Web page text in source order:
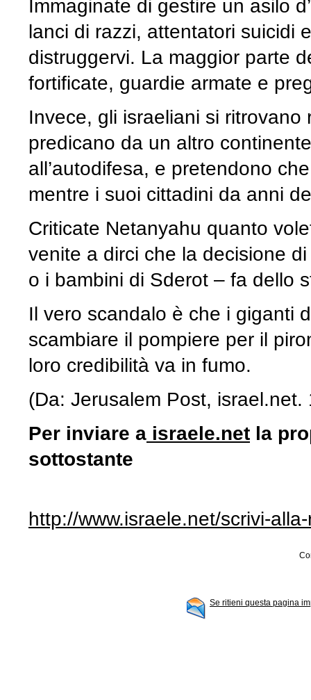
Immaginate di gestire un asilo
lanci di razzi, attentatori suicidi
distruggervi. La maggior parte
fortificate, guardie armate e
Invece, gli israeliani si
predicano da un altro
all’autodifesa, e pretendono
mentre i suoi cittadini da anni
Criticate Netanyahu quanto
venite a dirci che la decisione
o i bambini di Sderot – fa dello
Il vero scandalo è che i giganti
scambiare il pompiere per il
loro credibilità va in fumo.
(Da: Jerusalem Post, israel.net.
Per inviare a israele.net la
sottostante
http://www.israele.net/scrivi-
Se ritieni questa pagina